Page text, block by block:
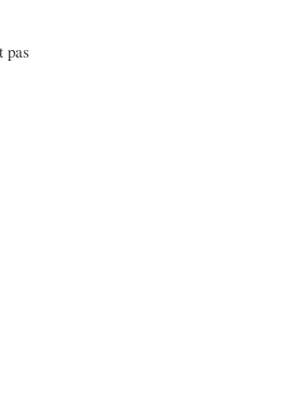
pas